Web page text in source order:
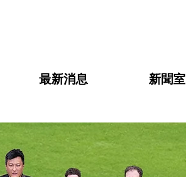
最新消息 新聞室